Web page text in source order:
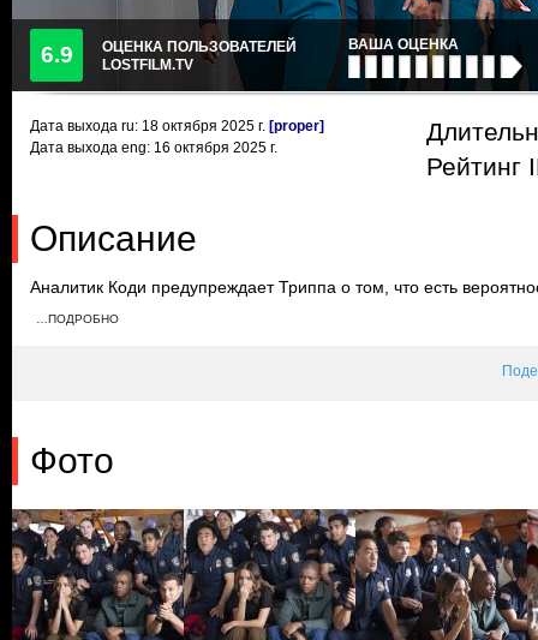
6.9
ОЦЕНКА ПОЛЬЗОВАТЕЛЕЙ
LOSTFILM.TV
ВАША ОЦЕНКА
Дата выхода ru: 18 октября 2025 г. [proper]
Дата выхода eng: 16 октября 2025 г.
Рейтинг
Описание
Аналитик Коди предупреждает Триппа о том, что есть
запуска. Однако Трипп решает отправить корабль несмотря
…ПОДРОБНО
Фото